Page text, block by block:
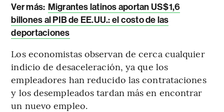
Ver más: Migrantes latinos aportan US$1,6
billones al PIB de EE.UU.: el costo de las
deportaciones
Los economistas observan de cerca cualquier
indicio de desaceleración, ya que los
empleadores han reducido las contrataciones
y los desempleados tardan más en encontrar
un nuevo empleo.